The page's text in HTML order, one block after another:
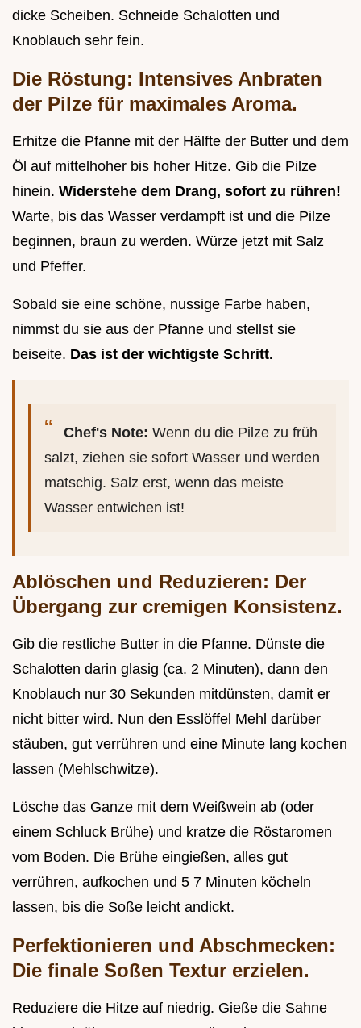
dicke Scheiben. Schneide Schalotten und
Knoblauch sehr fein.
Die Röstung: Intensives Anbraten
der Pilze für maximales Aroma.
Erhitze die Pfanne mit der Hälfte der Butter und dem
Öl auf mittelhoher bis hoher Hitze. Gib die Pilze
hinein. Widerstehe dem Drang, sofort zu rühren!
Warte, bis das Wasser verdampft ist und die Pilze
beginnen, braun zu werden. Würze jetzt mit Salz
und Pfeffer.
Sobald sie eine schöne, nussige Farbe haben,
nimmst du sie aus der Pfanne und stellst sie
beiseite. Das ist der wichtigste Schritt.
Chef's Note: Wenn du die Pilze zu früh
salzt, ziehen sie sofort Wasser und werden
matschig. Salz erst, wenn das meiste
Wasser entwichen ist!
Ablöschen und Reduzieren: Der
Übergang zur cremigen Konsistenz.
Gib die restliche Butter in die Pfanne. Dünste die
Schalotten darin glasig (ca. 2 Minuten), dann den
Knoblauch nur 30 Sekunden mitdünsten, damit er
nicht bitter wird. Nun den Esslöffel Mehl darüber
stäuben, gut verrühren und eine Minute lang kochen
lassen (Mehlschwitze).
Lösche das Ganze mit dem Weißwein ab (oder
einem Schluck Brühe) und kratze die Röstaromen
vom Boden. Die Brühe eingießen, alles gut
verrühren, aufkochen und 5 7 Minuten köcheln
lassen, bis die Soße leicht andickt.
Perfektionieren und Abschmecken:
Die finale Soßen Textur erzielen.
Reduziere die Hitze auf niedrig. Gieße die Sahne